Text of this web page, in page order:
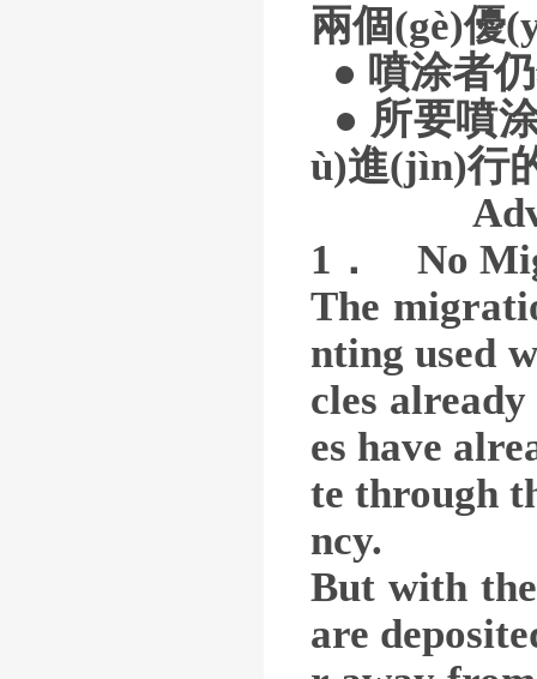
兩個(gè)優
● 噴涂者
● 所要噴
ù)進(jìn)行
1． No
The
nting used
cles
es have
te through
ncy.
But with
are